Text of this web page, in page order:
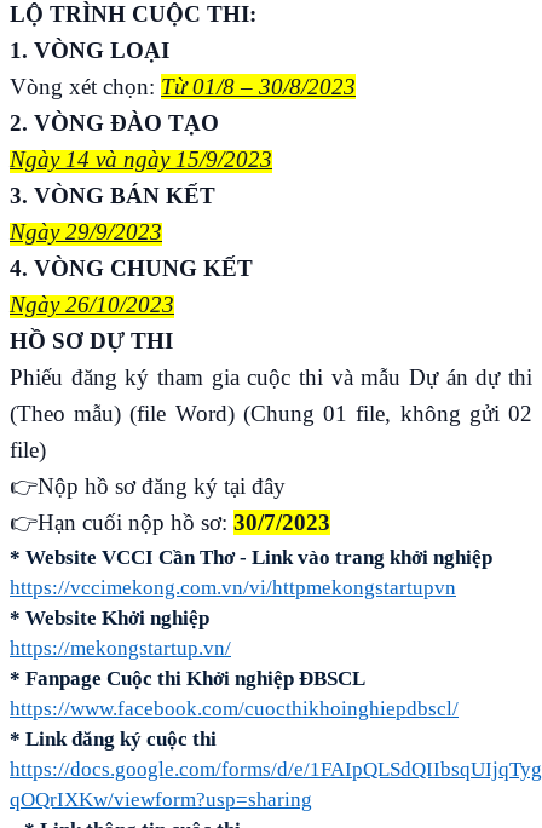
LỘ TRÌNH CUỘC THI:
1. VÒNG LOẠI
Vòng xét chọn: Từ 01/8 – 30/8/2023
2. VÒNG ĐÀO TẠO
Ngày 14 và ngày 15/9/2023
3. VÒNG BÁN KẾT
Ngày 29/9/2023
4. VÒNG CHUNG KẾT
Ngày 26/10/2023
HỒ SƠ DỰ THI
Phiếu đăng ký tham gia cuộc thi và mẫu Dự án dự thi
(Theo mẫu) (file Word) (Chung 01 file, không gửi 02
file)
👉Nộp hồ sơ đăng ký tại đây
👉Hạn cuối nộp hồ sơ: 30/7/2023
* Website VCCI Cần Thơ - Link vào trang khởi nghiệp
https://vccimekong.com.vn/vi/httpmekongstartupvn
* Website Khởi nghiệp
https://mekongstartup.vn/
* Fanpage Cuộc thi Khởi nghiệp ĐBSCL
https://www.facebook.com/cuocthikhoinghiepdbscl/
* Link đăng ký cuộc thi
https://docs.google.com/forms/d/e/
qOQrIXKw/viewform?usp=sharing